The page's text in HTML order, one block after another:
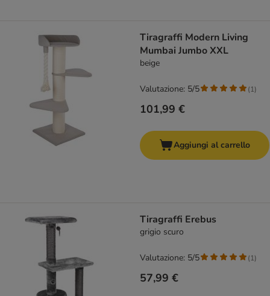
Tiragraffi Modern Living
Mumbai Jumbo XXL
beige
101,99 €
Valutazione: 5/5 (1)
Aggiungi al carrello
Tiragraffi Erebus
grigio scuro
57,99 €
Valutazione: 5/5 (1)